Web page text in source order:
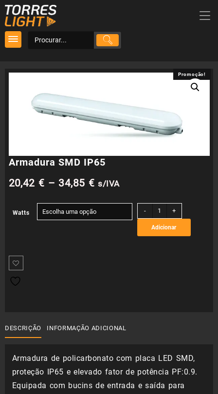
Skip
content
Promoção!
Armadura SMD IP65
20,42 € – 34,85 €Price
range:
20,42 €
s/IVA
Watts -
Quantidade
de
Armadura
+
Adicionar
Promoção!
DESCRIÇÃO INFORMAÇÃO ADICIONAL
Armadura de policarbonato com placa LED SMD,
proteção IP65 e elevado fator de potência PF:0.9.
Equipada com bucins de entrada e saída para